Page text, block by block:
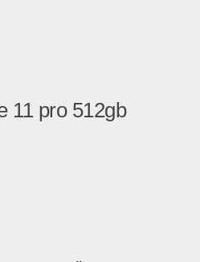
11 pro 512gb